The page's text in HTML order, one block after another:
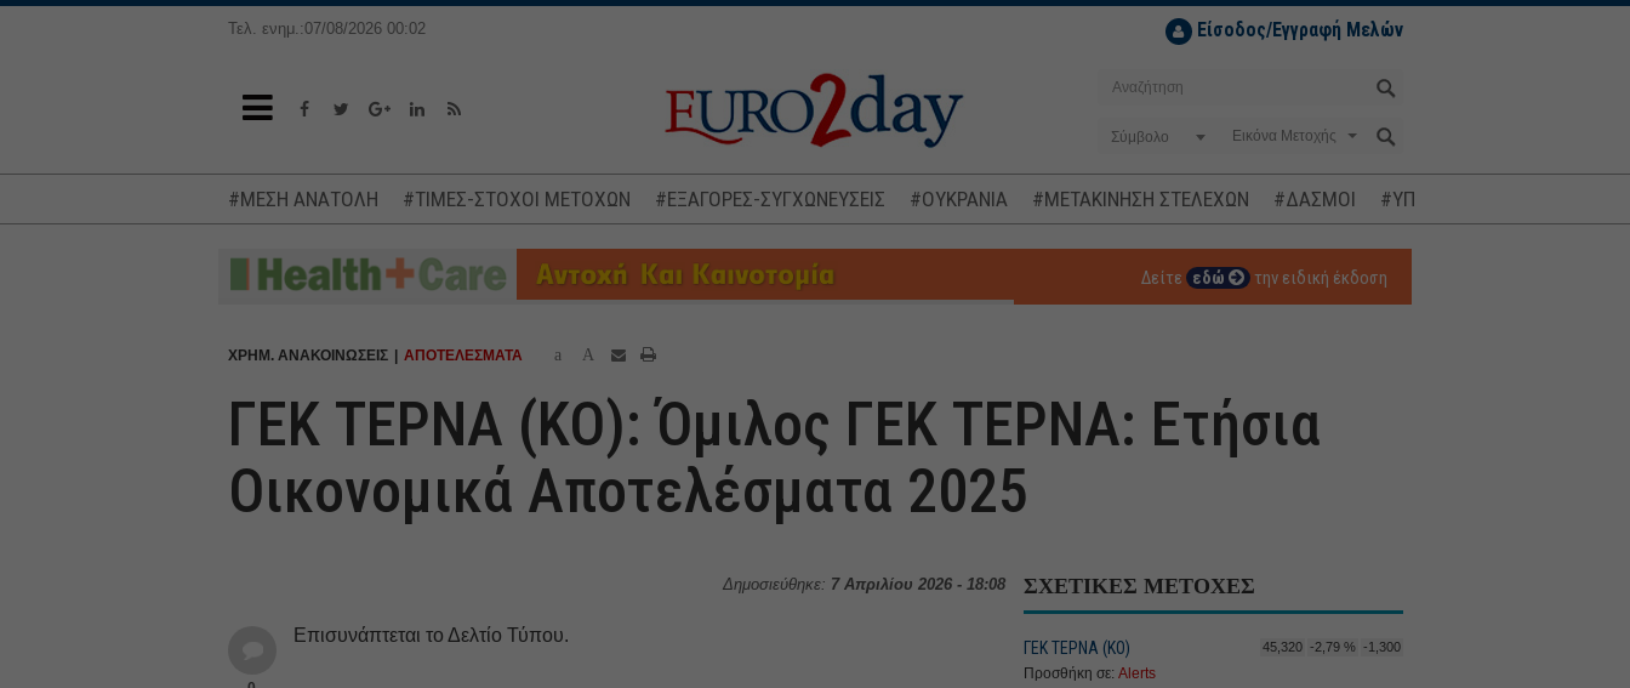
Τελ. ενημ.:07/08/2026 00:02 Είσοδος/Εγγραφή Μελών
Σύμβολο
#ΜΕΣΗ ΑΝΑΤΟΛΗ #ΤΙΜΕΣ-ΣΤΟΧΟΙ ΜΕΤΟΧΩΝ #ΕΞΑΓΟΡΕΣ-ΣΥΓΧΩΝΕΥΣΕΙΣ #ΟΥΚΡΑΝΙΑ #ΜΕΤΑΚΙΝΗΣΗ ΣΤΕΛΕΧΩΝ #ΔΑΣΜΟΙ #ΥΠΟΚΛΟΠΕΣ
Δείτε εδώ την ειδική έκδοση
ΧΡΗΜ. ΑΝΑΚΟΙΝΩΣΕΙΣ ΑΠΟΤΕΛΕΣΜΑΤΑ a A
ΓΕΚ ΤΕΡΝΑ (ΚΟ): Όμιλος ΓΕΚ ΤΕΡΝΑ: Ετήσια
Οικονομικά Αποτελέσματα 2025
Δημοσιεύθηκε: 7 Απριλίου 2026 - 18:08
Επισυνάπτεται το Δελτίο Τύπου.
ΣΧΕΤΙΚΕΣ ΜΕΤΟΧΕΣ
ΓΕΚ ΤΕΡΝΑ (ΚΟ) 45,320 -2,79 % -1,300
Προσθήκη σε: Alerts